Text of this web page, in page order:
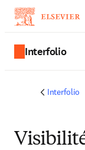
Interfolio
Interfolio